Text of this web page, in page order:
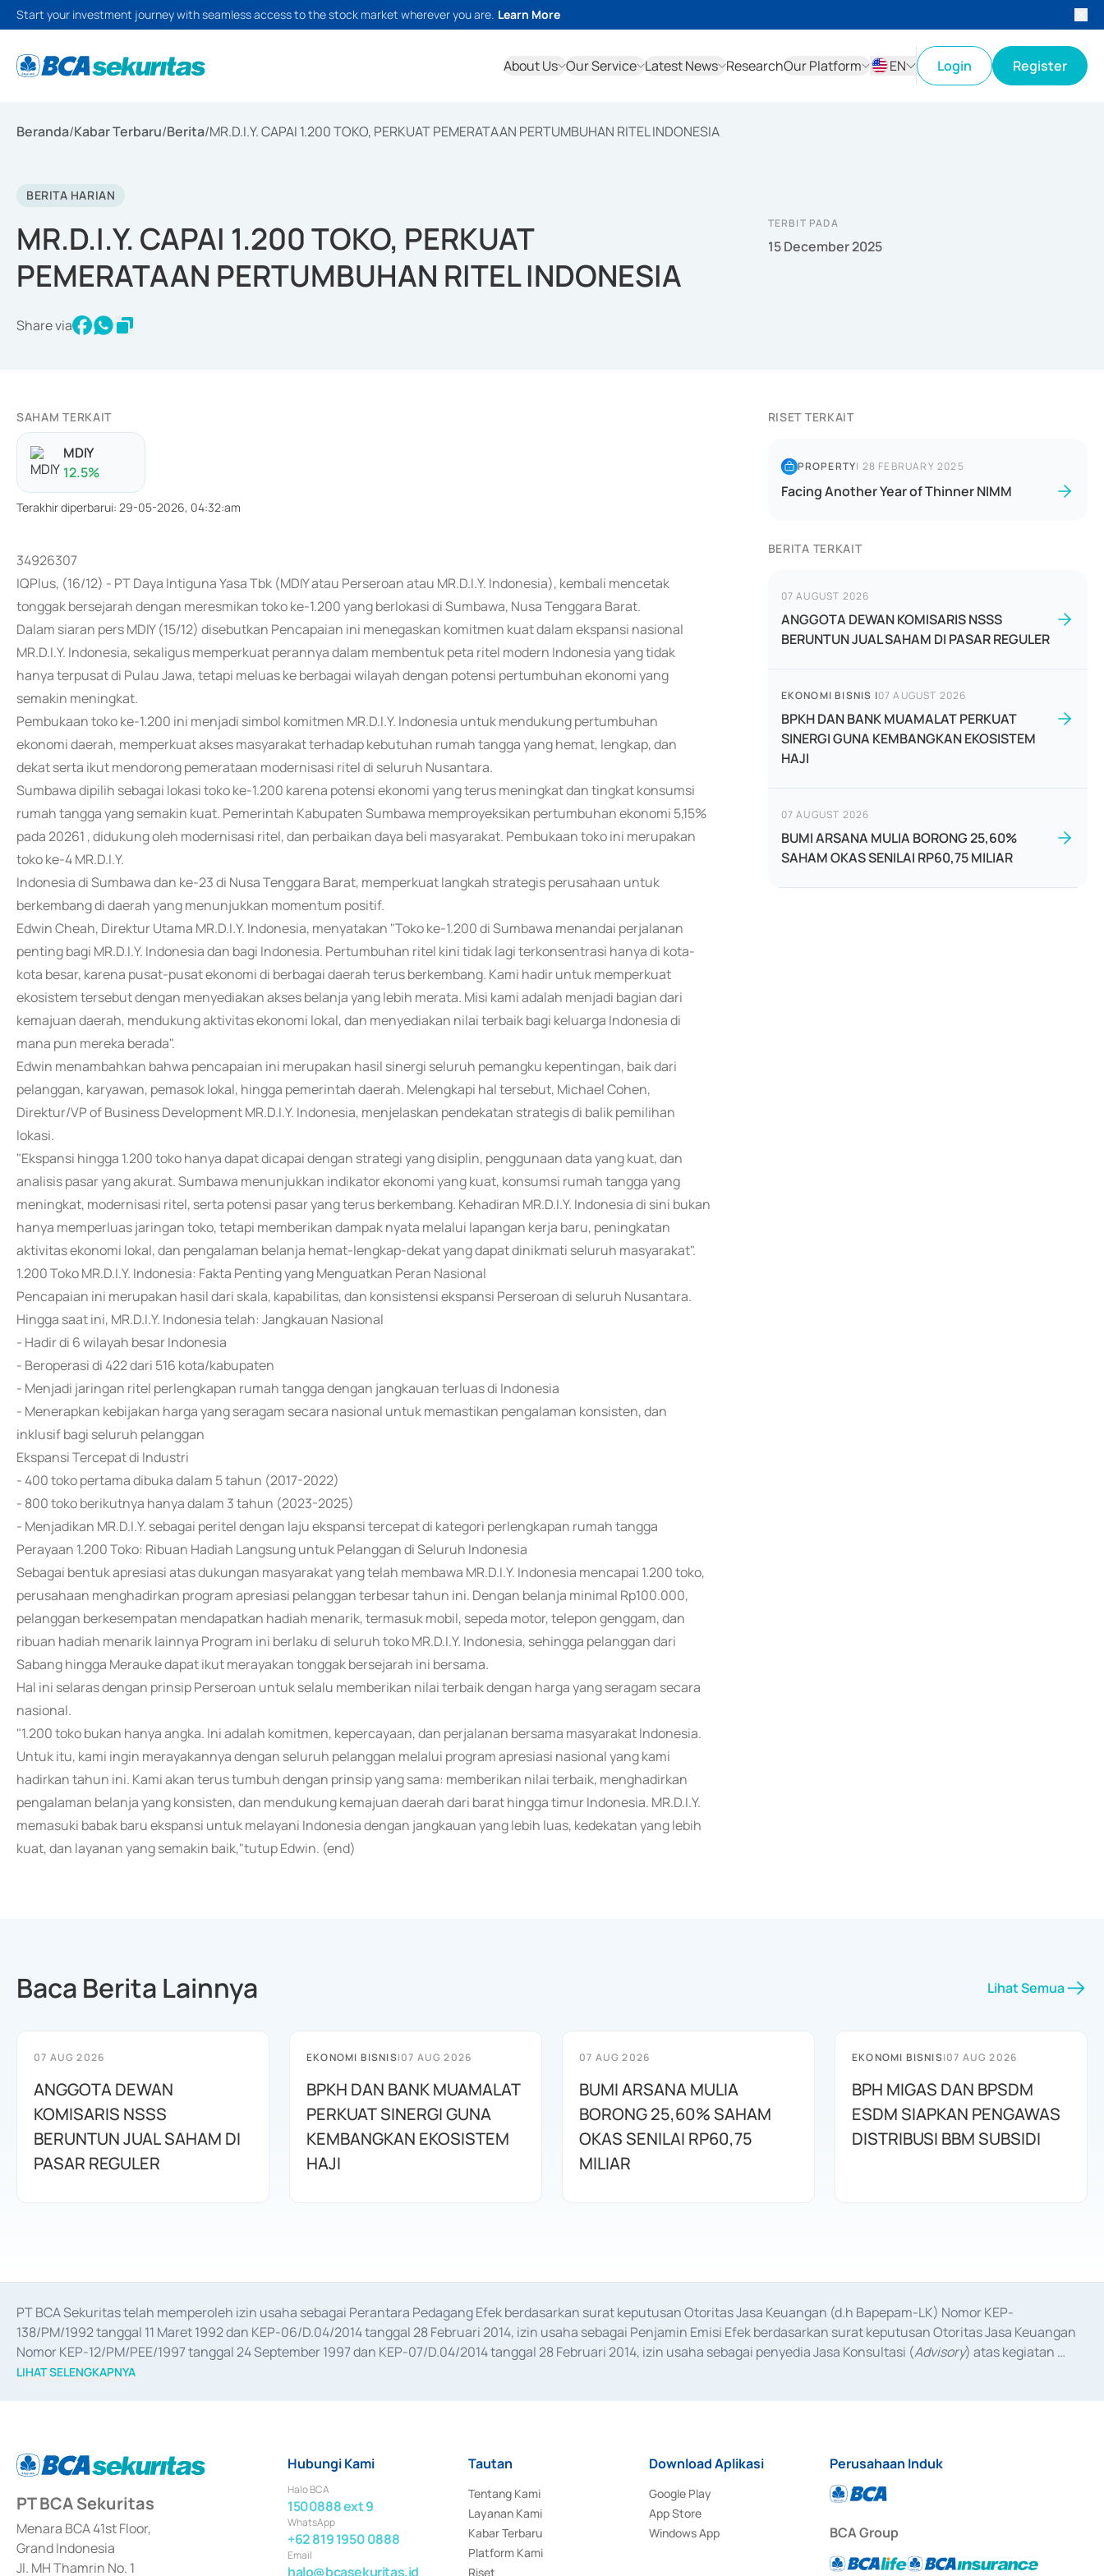
Start your investment journey with seamless access to the stock market wherever you are. Learn More
About Us Our Service Latest News ResearchOur Platform
EN
Login Register
Beranda/Kabar Terbaru/Berita/MR.D.I.Y. CAPAI 1.200 TOKO, PERKUAT PEMERATAAN PERTUMBUHAN RITEL INDONESIA
BERITA HARIAN
MR.D.I.Y. CAPAI 1.200 TOKO, PERKUAT
PEMERATAAN PERTUMBUHAN RITEL INDONESIA
Share via
TERBIT PADA
15 December 2025
SAHAM TERKAIT
MDIY
12.5%
Terakhir diperbarui: 29-05-2026, 04:32:am
34926307
IQPlus, (16/12) - PT Daya Intiguna Yasa Tbk (MDIY atau Perseroan atau MR.D.I.Y. Indonesia), kembali mencetak
tonggak bersejarah dengan meresmikan toko ke-1.200 yang berlokasi di Sumbawa, Nusa Tenggara Barat.
Dalam siaran pers MDIY (15/12) disebutkan Pencapaian ini menegaskan komitmen kuat dalam ekspansi nasional
MR.D.I.Y. Indonesia, sekaligus memperkuat perannya dalam membentuk peta ritel modern Indonesia yang tidak
hanya terpusat di Pulau Jawa, tetapi meluas ke berbagai wilayah dengan potensi pertumbuhan ekonomi yang
semakin meningkat.
Pembukaan toko ke-1.200 ini menjadi simbol komitmen MR.D.I.Y. Indonesia untuk mendukung pertumbuhan
ekonomi daerah, memperkuat akses masyarakat terhadap kebutuhan rumah tangga yang hemat, lengkap, dan
dekat serta ikut mendorong pemerataan modernisasi ritel di seluruh Nusantara.
Sumbawa dipilih sebagai lokasi toko ke-1.200 karena potensi ekonomi yang terus meningkat dan tingkat konsumsi
rumah tangga yang semakin kuat. Pemerintah Kabupaten Sumbawa memproyeksikan pertumbuhan ekonomi 5,15%
pada 20261 , didukung oleh modernisasi ritel, dan perbaikan daya beli masyarakat. Pembukaan toko ini merupakan
toko ke-4 MR.D.I.Y.
Indonesia di Sumbawa dan ke-23 di Nusa Tenggara Barat, memperkuat langkah strategis perusahaan untuk
berkembang di daerah yang menunjukkan momentum positif.
Edwin Cheah, Direktur Utama MR.D.I.Y. Indonesia, menyatakan "Toko ke-1.200 di Sumbawa menandai perjalanan
penting bagi MR.D.I.Y. Indonesia dan bagi Indonesia. Pertumbuhan ritel kini tidak lagi terkonsentrasi hanya di kota-
kota besar, karena pusat-pusat ekonomi di berbagai daerah terus berkembang. Kami hadir untuk memperkuat
ekosistem tersebut dengan menyediakan akses belanja yang lebih merata. Misi kami adalah menjadi bagian dari
kemajuan daerah, mendukung aktivitas ekonomi lokal, dan menyediakan nilai terbaik bagi keluarga Indonesia di
mana pun mereka berada".
Edwin menambahkan bahwa pencapaian ini merupakan hasil sinergi seluruh pemangku kepentingan, baik dari
pelanggan, karyawan, pemasok lokal, hingga pemerintah daerah. Melengkapi hal tersebut, Michael Cohen,
Direktur/VP of Business Development MR.D.I.Y. Indonesia, menjelaskan pendekatan strategis di balik pemilihan
lokasi.
"Ekspansi hingga 1.200 toko hanya dapat dicapai dengan strategi yang disiplin, penggunaan data yang kuat, dan
analisis pasar yang akurat. Sumbawa menunjukkan indikator ekonomi yang kuat, konsumsi rumah tangga yang
meningkat, modernisasi ritel, serta potensi pasar yang terus berkembang. Kehadiran MR.D.I.Y. Indonesia di sini bukan
hanya memperluas jaringan toko, tetapi memberikan dampak nyata melalui lapangan kerja baru, peningkatan
aktivitas ekonomi lokal, dan pengalaman belanja hemat-lengkap-dekat yang dapat dinikmati seluruh masyarakat".
1.200 Toko MR.D.I.Y. Indonesia: Fakta Penting yang Menguatkan Peran Nasional
Pencapaian ini merupakan hasil dari skala, kapabilitas, dan konsistensi ekspansi Perseroan di seluruh Nusantara.
Hingga saat ini, MR.D.I.Y. Indonesia telah: Jangkauan Nasional
- Hadir di 6 wilayah besar Indonesia
- Beroperasi di 422 dari 516 kota/kabupaten
- Menjadi jaringan ritel perlengkapan rumah tangga dengan jangkauan terluas di Indonesia
- Menerapkan kebijakan harga yang seragam secara nasional untuk memastikan pengalaman konsisten, dan
inklusif bagi seluruh pelanggan
Ekspansi Tercepat di Industri
- 400 toko pertama dibuka dalam 5 tahun (2017-2022)
- 800 toko berikutnya hanya dalam 3 tahun (2023-2025)
- Menjadikan MR.D.I.Y. sebagai peritel dengan laju ekspansi tercepat di kategori perlengkapan rumah tangga
Perayaan 1.200 Toko: Ribuan Hadiah Langsung untuk Pelanggan di Seluruh Indonesia
Sebagai bentuk apresiasi atas dukungan masyarakat yang telah membawa MR.D.I.Y. Indonesia mencapai 1.200 toko,
perusahaan menghadirkan program apresiasi pelanggan terbesar tahun ini. Dengan belanja minimal Rp100.000,
pelanggan berkesempatan mendapatkan hadiah menarik, termasuk mobil, sepeda motor, telepon genggam, dan
ribuan hadiah menarik lainnya Program ini berlaku di seluruh toko MR.D.I.Y. Indonesia, sehingga pelanggan dari
Sabang hingga Merauke dapat ikut merayakan tonggak bersejarah ini bersama.
Hal ini selaras dengan prinsip Perseroan untuk selalu memberikan nilai terbaik dengan harga yang seragam secara
nasional.
"1.200 toko bukan hanya angka. Ini adalah komitmen, kepercayaan, dan perjalanan bersama masyarakat Indonesia.
Untuk itu, kami ingin merayakannya dengan seluruh pelanggan melalui program apresiasi nasional yang kami
hadirkan tahun ini. Kami akan terus tumbuh dengan prinsip yang sama: memberikan nilai terbaik, menghadirkan
pengalaman belanja yang konsisten, dan mendukung kemajuan daerah dari barat hingga timur Indonesia. MR.D.I.Y.
memasuki babak baru ekspansi untuk melayani Indonesia dengan jangkauan yang lebih luas, kedekatan yang lebih
kuat, dan layanan yang semakin baik,"tutup Edwin. (end)
RISET TERKAIT
PROPERTY| 28 FEBRUARY 2025
Facing Another Year of Thinner NIMM
BERITA TERKAIT
07 AUGUST 2026
ANGGOTA DEWAN KOMISARIS NSSS
BERUNTUN JUAL SAHAM DI PASAR REGULER
EKONOMI BISNIS |07 AUGUST 2026
BPKH DAN BANK MUAMALAT PERKUAT
SINERGI GUNA KEMBANGKAN EKOSISTEM
HAJI
07 AUGUST 2026
BUMI ARSANA MULIA BORONG 25,60%
SAHAM OKAS SENILAI RP60,75 MILIAR
Baca Berita Lainnya Lihat Semua
07 AUG 2026
ANGGOTA DEWAN
KOMISARIS NSSS
BERUNTUN JUAL SAHAM DI
PASAR REGULER
EKONOMI BISNIS|07 AUG 2026
BPKH DAN BANK MUAMALAT
PERKUAT SINERGI GUNA
KEMBANGKAN EKOSISTEM
HAJI
07 AUG 2026
BUMI ARSANA MULIA
BORONG 25,60% SAHAM
OKAS SENILAI RP60,75
MILIAR
EKONOMI BISNIS|07 AUG 2026
BPH MIGAS DAN BPSDM
ESDM SIAPKAN PENGAWAS
DISTRIBUSI BBM SUBSIDI
PT BCA Sekuritas telah memperoleh izin usaha sebagai Perantara Pedagang Efek berdasarkan surat keputusan Otoritas Jasa Keuangan (d.h Bapepam-LK) Nomor KEP-
138/PM/1992 tanggal 11 Maret 1992 dan KEP-06/D.04/2014 tanggal 28 Februari 2014, izin usaha sebagai Penjamin Emisi Efek berdasarkan surat keputusan Otoritas Jasa Keuangan
Nomor KEP-12/PM/PEE/1997 tanggal 24 September 1997 dan KEP-07/D.04/2014 tanggal 28 Februari 2014, izin usaha sebagai penyedia Jasa Konsultasi (Advisory) atas kegiatan
merger, akuisisi, divestasi, dan
LIHAT SELENGKAPNYA
PT BCA Sekuritas
Menara BCA 41st Floor,
Grand Indonesia
Jl. MH Thamrin No. 1
Hubungi Kami
Halo BCA
1500888 ext 9
WhatsApp
+62 819 1950 0888
Email
halo@bcasekuritas.id
Tautan
Tentang Kami
Layanan Kami
Kabar Terbaru
Platform Kami
Riset
Download Aplikasi
Google Play
App Store
Windows App
Perusahaan Induk
BCA Group